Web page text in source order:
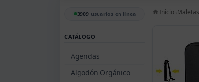
3909 usuarios en línea
CATÁLOGO
Agendas
Algodón Orgánico
Inicio Maletas